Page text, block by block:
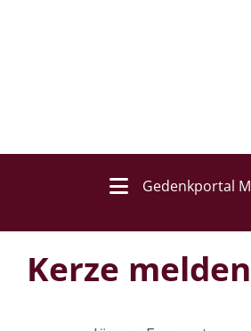
Gedenkportal
Kerze melden